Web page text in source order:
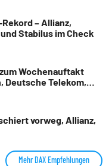
– Allianz,
Stabilus im Check
Wochenauftakt
Deutsche Telekom,
vorweg, Allianz,
Mehr DAX Empfehlungen